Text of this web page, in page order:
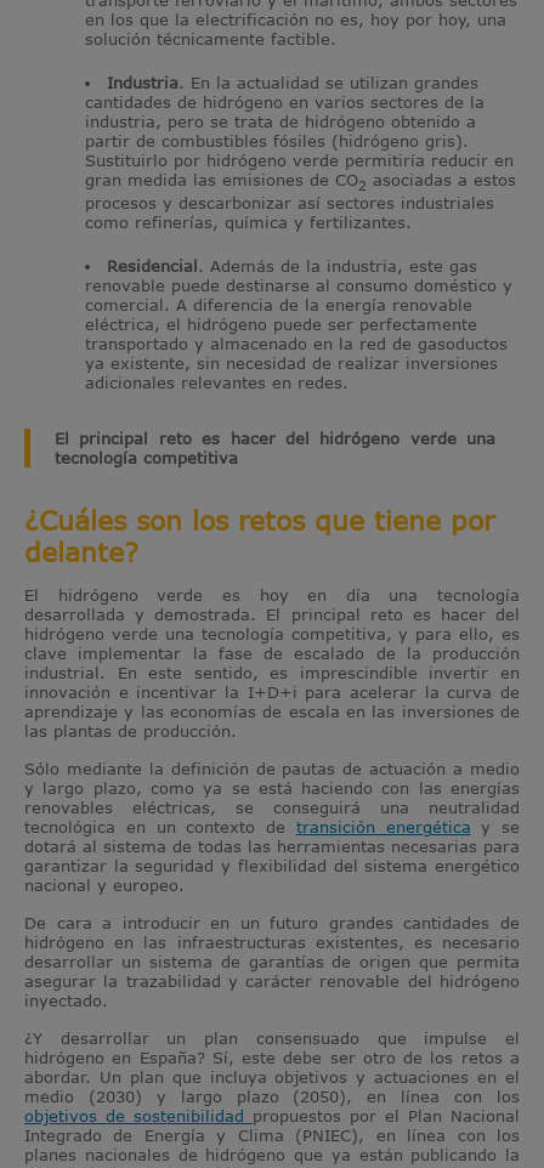
en los que la electrificación no es, hoy por hoy, una
solución técnicamente factible.
Industria. En la actualidad se utilizan grandes
cantidades de hidrógeno en varios sectores de la
industria, pero se trata de hidrógeno obtenido a
partir de combustibles fósiles (hidrógeno gris).
Sustituirlo por hidrógeno verde permitiría reducir en
gran medida las emisiones de CO2 asociadas a estos
procesos y descarbonizar así sectores industriales
como refinerías, química y fertilizantes.
Residencial. Además de la industria, este gas
renovable puede destinarse al consumo doméstico y
comercial. A diferencia de la energía renovable
eléctrica, el hidrógeno puede ser perfectamente
transportado y almacenado en la red de gasoductos
ya existente, sin necesidad de realizar inversiones
adicionales relevantes en redes.
El principal reto es hacer del hidrógeno verde una
tecnología competitiva
¿Cuáles son los retos que tiene por
delante?
El hidrógeno verde es hoy en día una tecnología
desarrollada y demostrada. El principal reto es hacer del
hidrógeno verde una tecnología competitiva, y para ello, es
clave implementar la fase de escalado de la producción
industrial. En este sentido, es imprescindible invertir en
innovación e incentivar la I+D+i para acelerar la curva de
aprendizaje y las economías de escala en las inversiones de
las plantas de producción.
Sólo mediante la definición de pautas de actuación a medio
y largo plazo, como ya se está haciendo con las energías
renovables eléctricas, se conseguirá una neutralidad
tecnológica en un contexto de transición energética y se
dotará al sistema de todas las herramientas necesarias para
garantizar la seguridad y flexibilidad del sistema energético
nacional y europeo.
De cara a introducir en un futuro grandes cantidades de
hidrógeno en las infraestructuras existentes, es necesario
desarrollar un sistema de garantías de origen que permita
asegurar la trazabilidad y carácter renovable del hidrógeno
inyectado.
¿Y desarrollar un plan consensuado que impulse el
hidrógeno en España? Sí, este debe ser otro de los retos a
abordar. Un plan que incluya objetivos y actuaciones en el
medio (2030) y largo plazo (2050), en línea con los
objetivos de sostenibilidad propuestos por el Plan Nacional
Integrado de Energía y Clima (PNIEC), en línea con los
planes nacionales de hidrógeno que ya están publicando la